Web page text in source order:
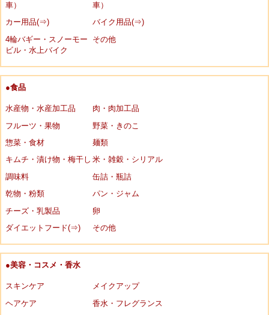
車）
車）
カー用品(⇒)
バイク用品(⇒)
4輪バギー・スノーモー
ビル・水上バイク
その他
●食品
水産物・水産加工品
肉・肉加工品
フルーツ・果物
野菜・きのこ
惣菜・食材
麺類
キムチ・漬け物・梅干し 米・雑穀・シリアル
調味料
缶詰・瓶詰
乾物・粉類
パン・ジャム
チーズ・乳製品
卵
ダイエットフード(⇒)
その他
●美容・コスメ・香水
スキンケア
メイクアップ
ヘアケア
香水・フレグランス